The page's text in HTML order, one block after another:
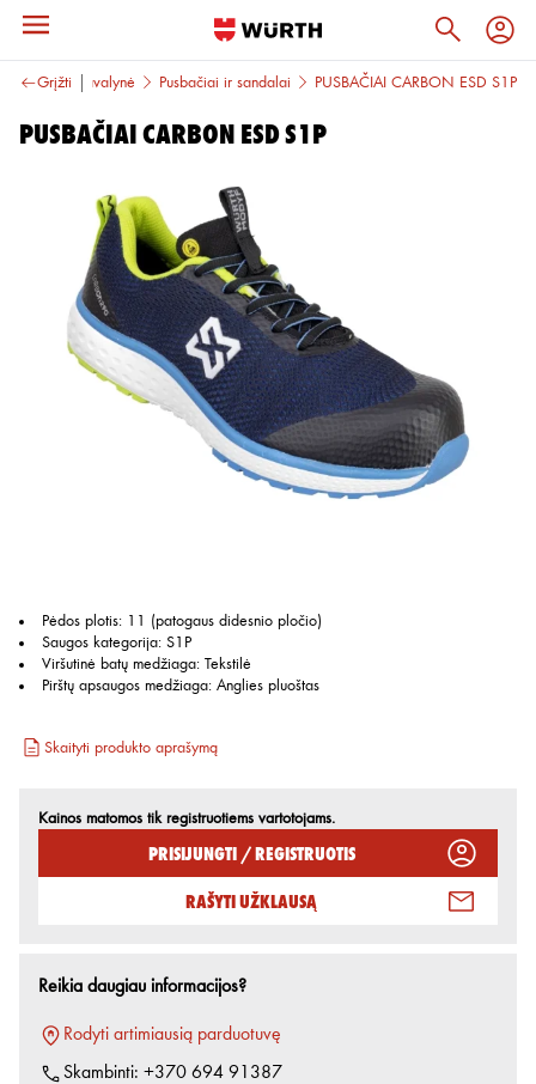
Grįžti
Darbo avalynė Pusbačiai ir sandalai PUSBAČIAI CARBON ESD S1P
PUSBAČIAI CARBON ESD S1P
Pėdos plotis: 11 (patogaus didesnio pločio)
Saugos kategorija: S1P
Viršutinė batų medžiaga: Tekstilė
Pirštų apsaugos medžiaga: Anglies pluoštas
Skaityti produkto aprašymą
Kainos matomos tik registruotiems vartotojams.
Prisijungti / Registruotis
Rašyti užklausą
Reikia daugiau informacijos?
Rodyti artimiausią parduotuvę
Skambinti: +370 694 91387